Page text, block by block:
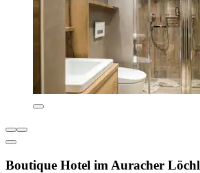
Boutique Hotel im Auracher Löchl